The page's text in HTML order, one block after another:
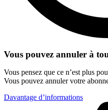
Vous pouvez annuler à
Vous pensez que ce n’est plus
Vous pouvez annuler votre
Davantage d’informations